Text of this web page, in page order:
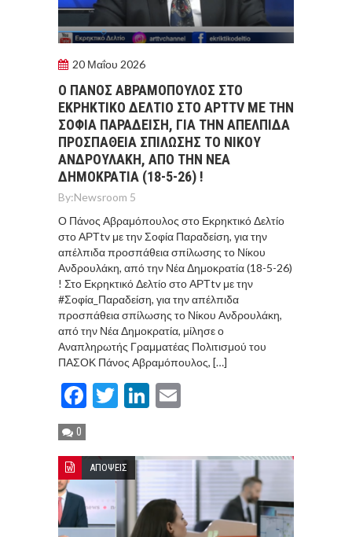
20 Μαΐου 2026
Ο ΠΆΝΟΣ ΑΒΡΑΜΌΠΟΥΛΟΣ ΣΤΟ
ΕΚΡΗΚΤΙΚΌ ΔΕΛΤΊΟ ΣΤΟ ΑΡΤTV ΜΕ ΤΗΝ
ΣΟΦΊΑ ΠΑΡΑΔΕΊΣΗ, ΓΙΑ ΤΗΝ ΑΠΈΛΠΙΔΑ
ΠΡΟΣΠΆΘΕΙΑ ΣΠΊΛΩΣΗΣ ΤΟ ΝΊΚΟΥ
ΑΝΔΡΟΥΛΆΚΗ, ΑΠΌ ΤΗΝ ΝΈΑ
ΔΗΜΟΚΡΑΤΊΑ (18-5-26) !
By:Newsroom 5
Ο Πάνος Αβραμόπουλος στο Εκρηκτικό Δελτίο
στο ΑΡΤtv με την Σοφία Παραδείση, για την
απέλπιδα προσπάθεια σπίλωσης το Νίκου
Ανδρουλάκη, από την Νέα Δημοκρατία (18-5-26)
! Στο Εκρηκτικό Δελτίο στο ΑΡΤtv με την
#Σοφία_Παραδείση, για την απέλπιδα
προσπάθεια σπίλωσης το Νίκου Ανδρουλάκη,
από την Νέα Δημοκρατία, μίλησε ο
Αναπληρωτής Γραμματέας Πολιτισμού του
ΠΑΣΟΚ Πάνος Αβραμόπουλος, […]
Facebook
TwitterLinkedIn
0
ΑΠΟΨΕΙΣ